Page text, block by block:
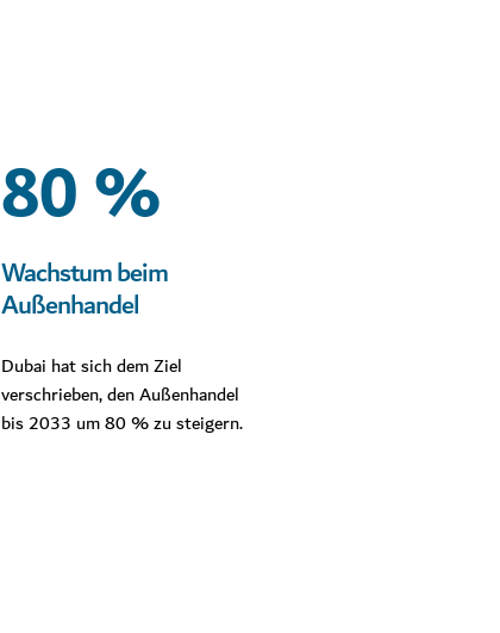
80 %
Wachstum beim
Außenhandel
Dubai hat sich dem Ziel
verschrieben, den Außenhandel
bis 2033 um 80 % zu steigern.